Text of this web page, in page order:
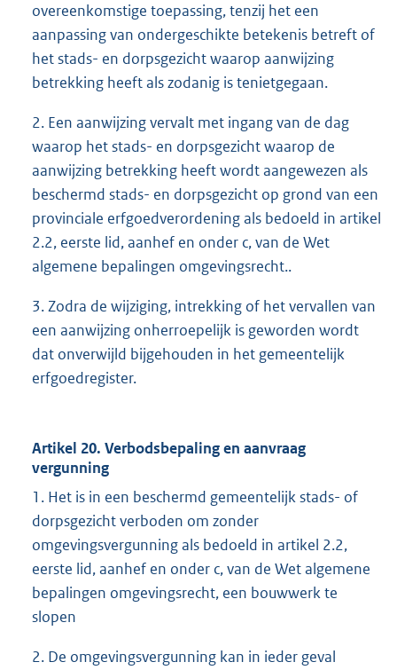
overeenkomstige toepassing, tenzij het een
aanpassing van ondergeschikte betekenis betreft of
het stads- en dorpsgezicht waarop aanwijzing
betrekking heeft als zodanig is tenietgegaan.
2. Een aanwijzing vervalt met ingang van de dag
waarop het stads- en dorpsgezicht waarop de
aanwijzing betrekking heeft wordt aangewezen als
beschermd stads- en dorpsgezicht op grond van een
provinciale erfgoedverordening als bedoeld in artikel
2.2, eerste lid, aanhef en onder c, van de Wet
algemene bepalingen omgevingsrecht..
3. Zodra de wijziging, intrekking of het vervallen van
een aanwijzing onherroepelijk is geworden wordt
dat onverwijld bijgehouden in het gemeentelijk
erfgoedregister.
Artikel 20. Verbodsbepaling en aanvraag
vergunning
1. Het is in een beschermd gemeentelijk stads- of
dorpsgezicht verboden om zonder
omgevingsvergunning als bedoeld in artikel 2.2,
eerste lid, aanhef en onder c, van de Wet algemene
bepalingen omgevingsrecht, een bouwwerk te
slopen
2. De omgevingsvergunning kan in ieder geval